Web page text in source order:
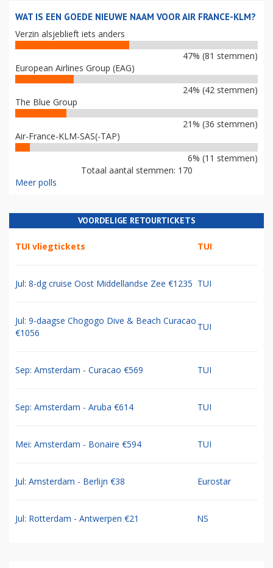
WAT IS EEN GOEDE NIEUWE NAAM VOOR AIR FRANCE-KLM?
Verzin alsjeblieft iets anders
47% (81 stemmen)
European Airlines Group (EAG)
24% (42 stemmen)
The Blue Group
21% (36 stemmen)
Air-France-KLM-SAS(-TAP)
6% (11 stemmen)
Totaal aantal stemmen: 170
Meer polls
VOORDELIGE RETOURTICKETS
TUI vliegtickets TUI
Jul: 8-dg cruise Oost Middellandse Zee €1235 TUI
Jul: 9-daagse Chogogo Dive & Beach Curacao
€1056
TUI
Sep: Amsterdam - Curacao €569 TUI
Sep: Amsterdam - Aruba €614 TUI
Mei: Amsterdam - Bonaire €594 TUI
Jul: Amsterdam - Berlijn €38 Eurostar
Jul: Rotterdam - Antwerpen €21 NS